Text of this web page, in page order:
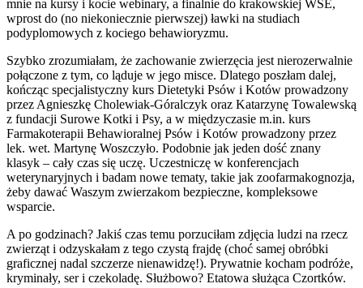
mnie na kursy i kocie webinary, a finalnie do krakowskiej WSE,
wprost do (no niekoniecznie pierwszej) ławki na studiach
podyplomowych z kociego behawioryzmu.
Szybko zrozumiałam, że zachowanie zwierzęcia jest nierozerwalnie
połączone z tym, co ląduje w jego misce. Dlatego poszłam dalej,
kończąc specjalistyczny kurs Dietetyki Psów i Kotów prowadzony
przez Agnieszkę Cholewiak-Góralczyk oraz Katarzynę Towalewską
z fundacji Surowe Kotki i Psy, a w międzyczasie m.in. kurs
Farmakoterapii Behawioralnej Psów i Kotów prowadzony przez
lek. wet. Martynę Woszczyło. Podobnie jak jeden dość znany
klasyk – cały czas się uczę. Uczestniczę w konferencjach
weterynaryjnych i badam nowe tematy, takie jak zoofarmakognozja,
żeby dawać Waszym zwierzakom bezpieczne, kompleksowe
wsparcie.
A po godzinach? Jakiś czas temu porzuciłam zdjęcia ludzi na rzecz
zwierząt i odzyskałam z tego czystą frajdę (choć samej obróbki
graficznej nadal szczerze nienawidzę!). Prywatnie kocham podróże,
kryminały, ser i czekoladę. Służbowo? Etatowa służąca Czortków.